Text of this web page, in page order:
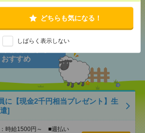
どちらも気になる！
しばらく表示しない
おすすめ
に【現金2千円相当プレゼント】生
]
時給1500円～ ■週払い